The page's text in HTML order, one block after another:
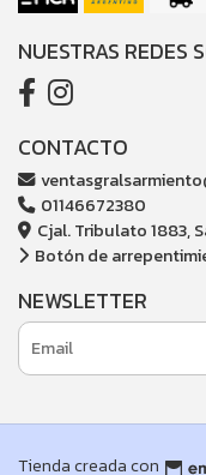
NUESTRAS REDES
CONTACTO
01146672380
Cjal. Tribulato 1883,
Botón de
NEWSLETTER
Tienda creada con